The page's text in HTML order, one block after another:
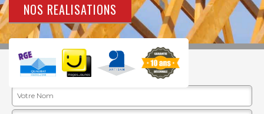
NOS REALISATIONS
DEVIS GRATUIT